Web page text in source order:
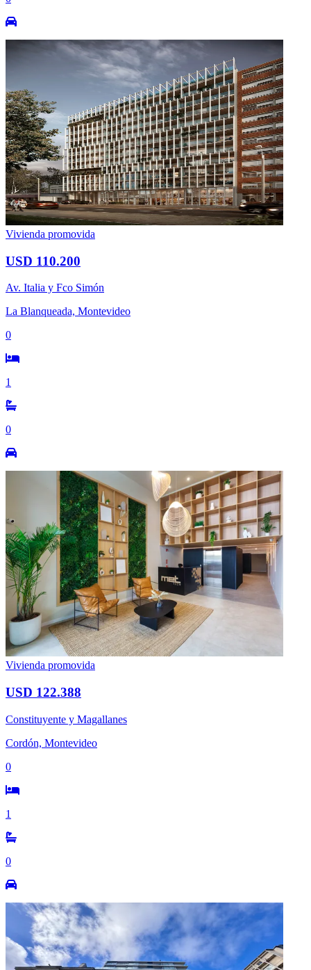
Vivienda promovida
USD 110.200
Av. Italia y Fco Simón
La Blanqueada, Montevideo
0
1
0
Vivienda promovida
USD 122.388
Constituyente y Magallanes
Cordón, Montevideo
0
1
0